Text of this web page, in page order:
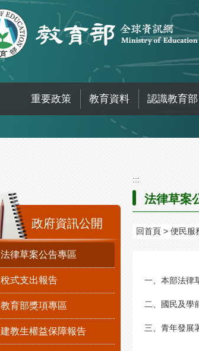
重要政策 教育資料 認識教育部
政府資訊公開
法律草案公告專區
稅式支出報告
教育部獎項專區
建教生權益保障報告
:::
法律草案
回首頁 便民服
一、 本部法律
二、 國民及學
三、 青年發展